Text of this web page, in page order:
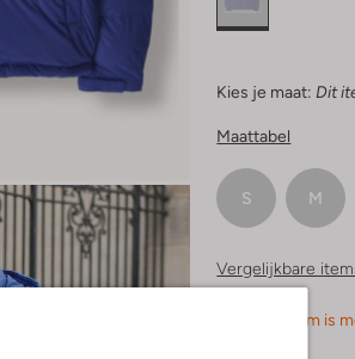
Kies je maat: Dit
Maattabel
S M
Vergelijkbare
Sorry, dit item is